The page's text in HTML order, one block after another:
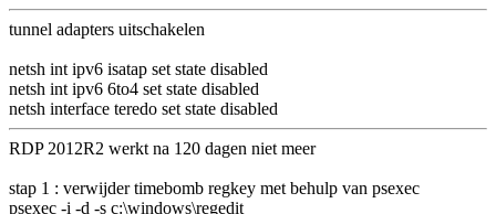
tunnel adapters uitschakelen
netsh int ipv6 isatap set state disabled
netsh int ipv6 6to4 set state disabled
netsh interface teredo set state disabled
RDP 2012R2 werkt na 120 dagen niet meer
stap 1 : verwijder timebomb regkey met behulp van psexec
psexec -i -d -s c:\windows\regedit